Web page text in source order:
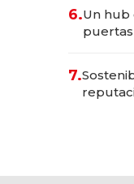
6.Un hub
7.